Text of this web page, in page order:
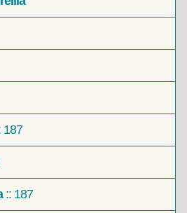
:: 187